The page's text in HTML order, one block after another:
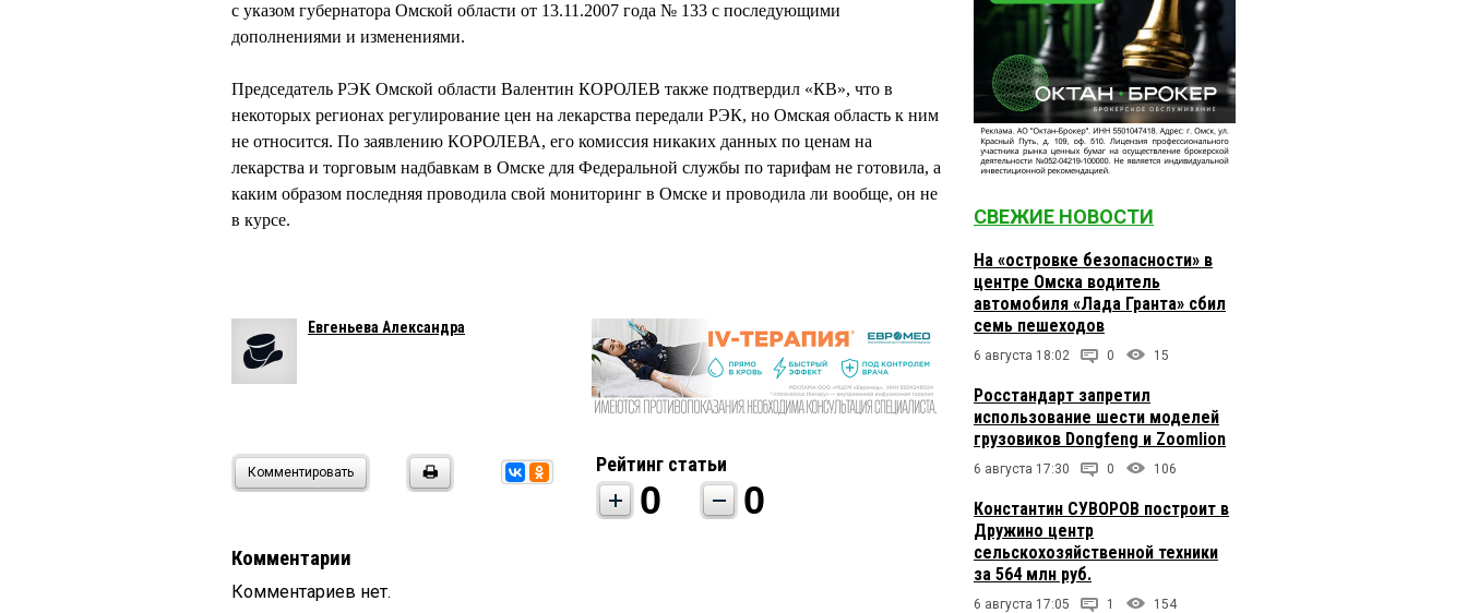
с указом губернатора Омской области от 13.11.2007 года № 133 с последующими
дополнениями и изменениями.
Председатель РЭК Омской области Валентин КОРОЛЕВ также подтвердил «КВ», что в
некоторых регионах регулирование цен на лекарства передали РЭК, но Омская область к ним
не относится. По заявлению КОРОЛЕВА, его комиссия никаких данных по ценам на
лекарства и торговым надбавкам в Омске для Федеральной службы по тарифам не готовила, а
каким образом последняя проводила свой мониторинг в Омске и проводила ли вообще, он не
в курсе.
Евгеньева Александра
Комментировать Рейтинг статьи
0 0
Комментарии
Комментариев нет.
СВЕЖИЕ НОВОСТИ
На «островке безопасности» в
центре Омска водитель
автомобиля «Лада Гранта» сбил
семь пешеходов
6 августа 18:02 0 15
Росстандарт запретил
использование шести моделей
грузовиков Dongfeng и Zoomlion
6 августа 17:30 0 106
Константин СУВОРОВ построит в
Дружино центр
сельскохозяйственной техники
за 564 млн руб.
6 августа 17:05 1 154